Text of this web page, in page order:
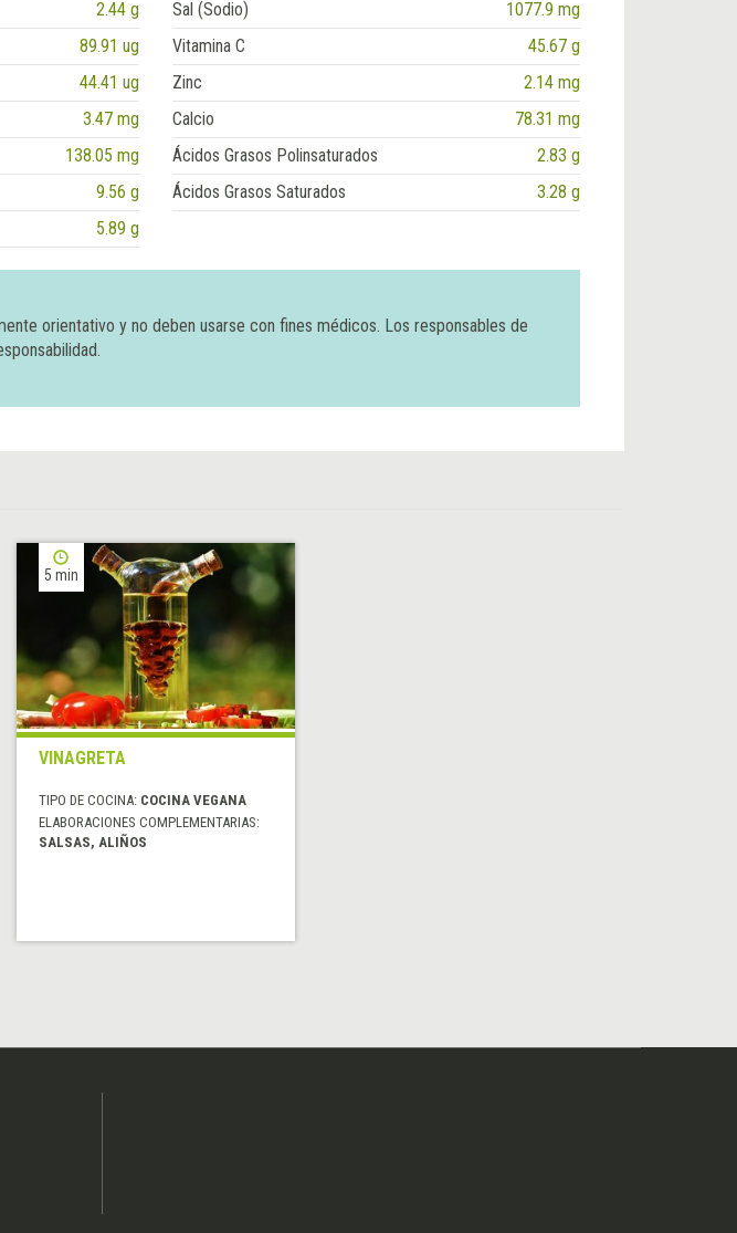
2.44 g Sal (Sodio)
1077.9 mg
89.91 ug Vitamina C
45.67 g
44.41 ug Zinc
2.14 mg
3.47 mg Calcio
78.31 mg
138.05 mg Ácidos Grasos Polinsaturados
2.83 g
9.56 g Ácidos Grasos Saturados
3.28 g
5.89 g
orientativo y no deben usarse con fines médicos. Los responsables de
5 min
VINAGRETA
TIPO DE COCINA: COCINA VEGANA
ELABORACIONES COMPLEMENTARIAS:
SALSAS, ALIÑOS